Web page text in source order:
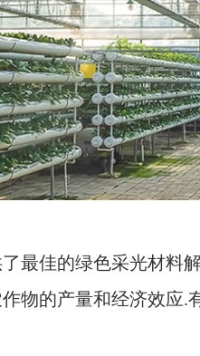
最佳的绿色采光材料
物的产量和经济效应.